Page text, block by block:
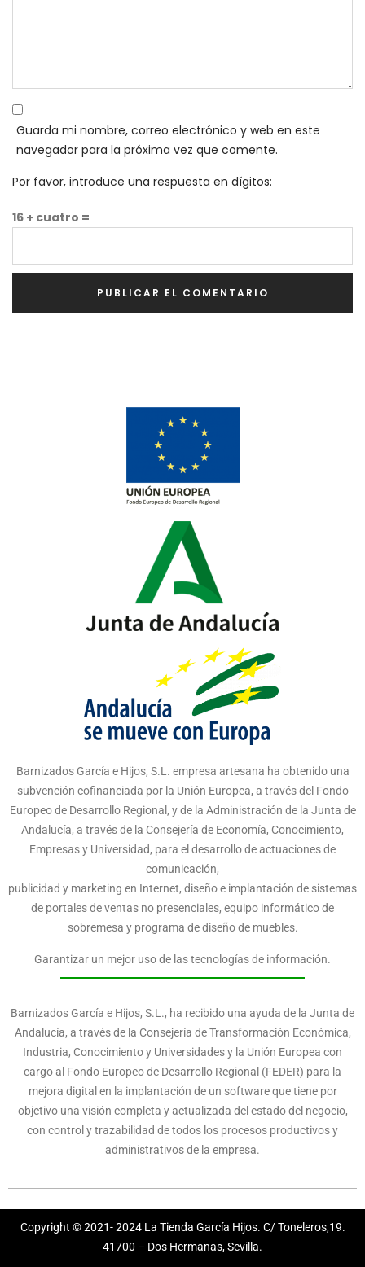
Guarda mi nombre, correo electrónico y web en este
navegador para la próxima vez que comente.
Por favor, introduce una respuesta en dígitos:
16 + cuatro =
Barnizados García e Hijos, S.L. empresa artesana ha obtenido una
subvención cofinanciada por la Unión Europea, a través del Fondo
Europeo de Desarrollo Regional, y de la Administración de la Junta de
Andalucía, a través de la Consejería de Economía, Conocimiento,
Empresas y Universidad, para el desarrollo de actuaciones de
comunicación,
publicidad y marketing en Internet, diseño e implantación de sistemas
de portales de ventas no presenciales, equipo informático de
sobremesa y programa de diseño de muebles.
Garantizar un mejor uso de las tecnologías de información.
Barnizados García e Hijos, S.L., ha recibido una ayuda de la Junta de
Andalucía, a través de la Consejería de Transformación Económica,
Industria, Conocimiento y Universidades y la Unión Europea con
cargo al Fondo Europeo de Desarrollo Regional (FEDER) para la
mejora digital en la implantación de un software que tiene por
objetivo una visión completa y actualizada del estado del negocio,
con control y trazabilidad de todos los procesos productivos y
administrativos de la empresa.
Copyright © 2021- 2024 La Tienda García Hijos. C/ Toneleros,19.
41700 – Dos Hermanas, Sevilla.